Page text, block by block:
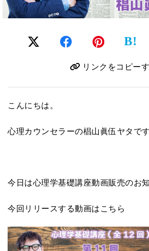
B!
リンクをコピー
こんにちは。
心理カウンセラーの椙山眞伍ヤタです
今日は心理学基礎講座動画販売のお
今回リリースする動画はこちら